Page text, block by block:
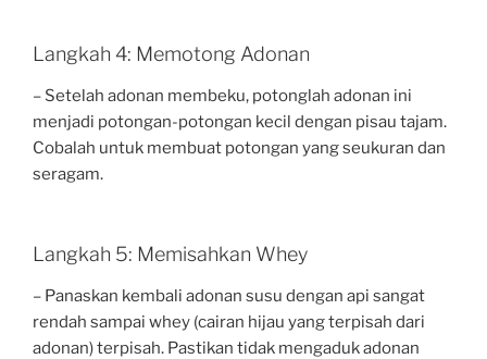
Langkah 4: Memotong Adonan
– Setelah adonan membeku, potonglah adonan ini
menjadi potongan-potongan kecil dengan pisau tajam.
Cobalah untuk membuat potongan yang seukuran dan
seragam.
Langkah 5: Memisahkan Whey
– Panaskan kembali adonan susu dengan api sangat
rendah sampai whey (cairan hijau yang terpisah dari
adonan) terpisah. Pastikan tidak mengaduk adonan